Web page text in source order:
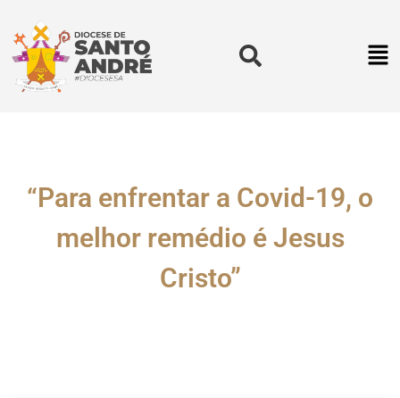
“Para enfrentar a Covid-19, o
melhor remédio é Jesus
Cristo”